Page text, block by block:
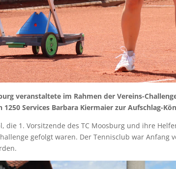
veranstaltete im Rahmen der Vereins-
1250 Services Barbara Kiermaier zur Aufschlag-
die 1. Vorsitzende des TC Moosburg und ihre
gefolgt waren. Der Tennisclub war Anfang